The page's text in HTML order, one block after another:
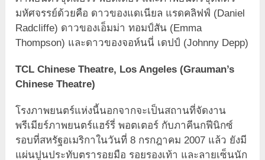
มหัศจรรย์ด้วยคือ ดาวของแดเนียล แรดคลิฟฟ์ (Daniel
Radcliffe) ดาวของเอ็มม่า ทอมป์สัน (Emma
Thompson) และดาวของจอห์นนี่ เดปป์ (Johnny Depp)
TCL Chinese Theatre, Los Angeles (Grauman’s
Chinese Theatre)
โรงภาพยนตร์แห่งนี้นอกจากจะเป็นสถานที่จัดงาน
พรีเมียร์ภาพยนตร์แฮร์รี่ พอตเตอร์ กับภาคีนกฟีนิกซ์
รอบที่สหรัฐอเมริกาในวันที่ 8 กรกฎาคม 2007 แล้ว ยังมี
แผ่นปูนประทับตรารอยมือ รอยรองเท้า และลายเซ็นนัก